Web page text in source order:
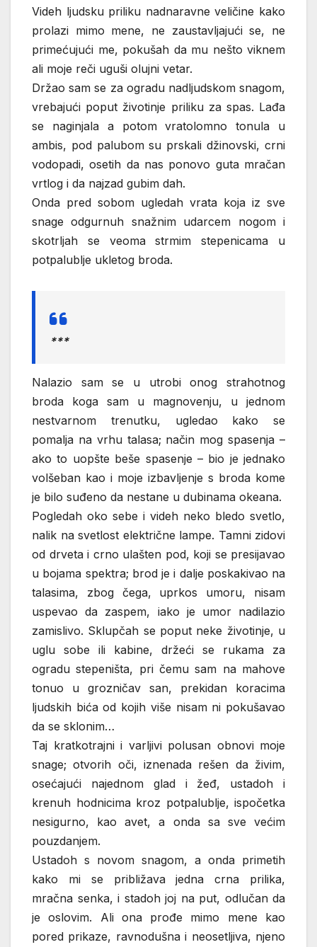
Videh ljudsku priliku nadnaravne veličine kako
prolazi mimo mene, ne zaustavljajući se, ne
primećujući me, pokušah da mu nešto viknem
ali moje reči uguši olujni vetar.
Držao sam se za ogradu nadljudskom snagom,
vrebajući poput životinje priliku za spas. Lađa
se naginjala a potom vratolomno tonula u
ambis, pod palubom su prskali džinovski, crni
vodopadi, osetih da nas ponovo guta mračan
vrtlog i da najzad gubim dah.
Onda pred sobom ugledah vrata koja iz sve
snage odgurnuh snažnim udarcem nogom i
skotrljah se veoma strmim stepenicama u
potpalublje ukletog broda.
***
Nalazio sam se u utrobi onog strahotnog
broda koga sam u magnovenju, u jednom
nestvarnom trenutku, ugledao kako se
pomalja na vrhu talasa; način mog spasenja –
ako to uopšte beše spasenje – bio je jednako
volšeban kao i moje izbavljenje s broda kome
je bilo suđeno da nestane u dubinama okeana.
Pogledah oko sebe i videh neko bledo svetlo,
nalik na svetlost električne lampe. Tamni zidovi
od drveta i crno ulašten pod, koji se presijavao
u bojama spektra; brod je i dalje poskakivao na
talasima, zbog čega, uprkos umoru, nisam
uspevao da zaspem, iako je umor nadilazio
zamislivo. Sklupčah se poput neke životinje, u
uglu sobe ili kabine, držeći se rukama za
ogradu stepeništa, pri čemu sam na mahove
tonuo u grozničav san, prekidan koracima
ljudskih bića od kojih više nisam ni pokušavao
da se sklonim…
Taj kratkotrajni i varljivi polusan obnovi moje
snage; otvorih oči, iznenada rešen da živim,
osećajući najednom glad i žeđ, ustadoh i
krenuh hodnicima kroz potpalublje, ispočetka
nesigurno, kao avet, a onda sa sve većim
pouzdanjem.
Ustadoh s novom snagom, a onda primetih
kako mi se približava jedna crna prilika,
mračna senka, i stadoh joj na put, odlučan da
je oslovim. Ali ona prođe mimo mene kao
pored prikaze, ravnodušna i neosetljiva, njeno